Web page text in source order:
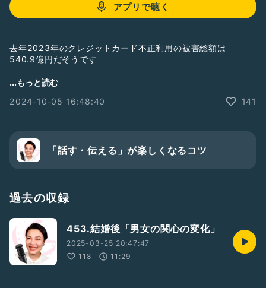
アプリで聴く
去年2023年のクレジットカード不正利用の被害総額は
540.9億円だそうです
恐怖、不安、苛立ち、悲しさと
ぶっ飛ばしたい
やっつけたい
ほんと、そんな感じです
「道を見誤っちゃいけない」
...もっと読む
2024-10-05 16:48:40
141
「話す・伝える」が楽しくなるコツ
過去の収録
453.結婚後「男女の関心の変化」
2025-03-25 20:47:47
118
11:29